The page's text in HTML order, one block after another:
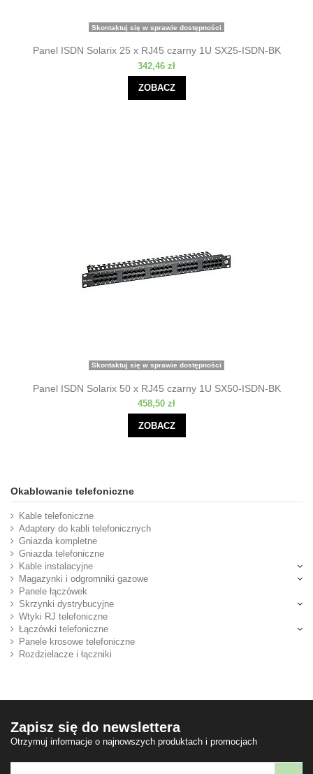
Skontaktuj się w sprawie dostępności
Panel ISDN Solarix 25 x RJ45 czarny 1U SX25-ISDN-BK
342,46 zł
ZOBACZ
Skontaktuj się w sprawie dostępności
Panel ISDN Solarix 50 x RJ45 czarny 1U SX50-ISDN-BK
458,50 zł
ZOBACZ
Okablowanie telefoniczne
Kable telefoniczne
Adaptery do kabli telefonicznych
Gniazda kompletne
Gniazda telefoniczne
Kable instalacyjne
Magazynki i odgromniki gazowe
Panele łączówek
Skrzynki dystrybucyjne
Wtyki RJ telefoniczne
Łączówki telefoniczne
Panele krosowe telefoniczne
Rozdzielacze i łączniki
Zapisz się do newslettera
Otrzymuj informacje o najnowszych produktach i promocjach